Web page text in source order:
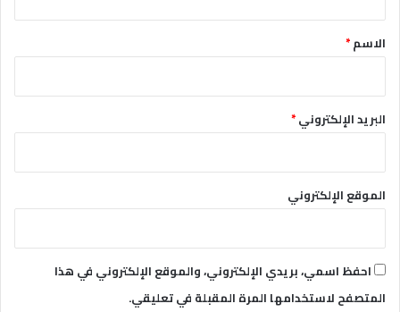
*الاسم*
البريد الإلكتروني*
الموقع الإلكتروني
احفظ اسمي، بريدي الإلكتروني، والموقع الإلكتروني في هذا
المتصفح لاستخدامها المرة المقبلة في تعليقي.